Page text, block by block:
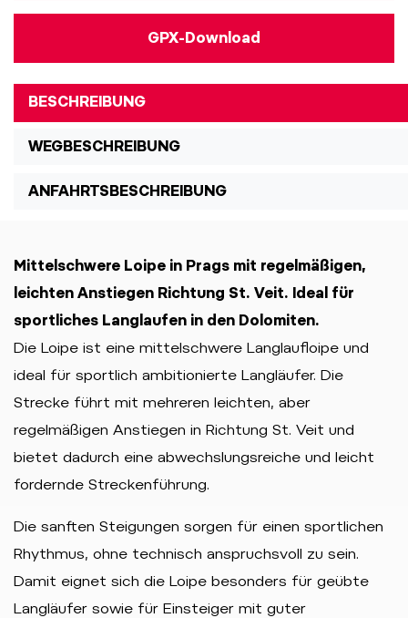
GPX-Download
BESCHREIBUNG
WEGBESCHREIBUNG
ANFAHRTSBESCHREIBUNG
Mittelschwere Loipe in Prags mit regelmäßigen,
leichten Anstiegen Richtung St. Veit. Ideal für
sportliches Langlaufen in den Dolomiten.
Die Loipe ist eine mittelschwere Langlaufloipe und
ideal für sportlich ambitionierte Langläufer. Die
Strecke führt mit mehreren leichten, aber
regelmäßigen Anstiegen in Richtung St. Veit und
bietet dadurch eine abwechslungsreiche und leicht
fordernde Streckenführung.
Die sanften Steigungen sorgen für einen sportlichen
Rhythmus, ohne technisch anspruchsvoll zu sein.
Damit eignet sich die Loipe besonders für geübte
Langläufer sowie für Einsteiger mit guter